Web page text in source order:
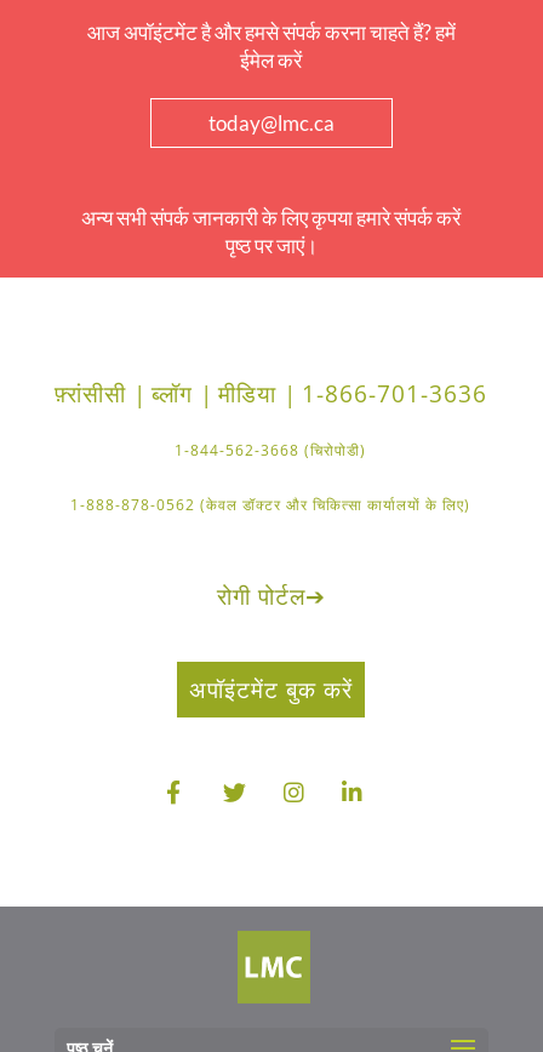
आज अपॉइंटमेंट है और हमसे संपर्क करना चाहते हैं? हमें
ईमेल करें
today@lmc.ca
अन्य सभी संपर्क जानकारी के लिए कृपया हमारे संपर्क करें
पृष्ठ पर जाएं।
फ़्रांसीसी | ब्लॉग | मीडिया | 1-866-701-3636
1-844-562-3668 (चिरोपोडी)
1-888-878-0562 (केवल डॉक्टर और चिकित्सा कार्यालयों के लिए)
रोगी पोर्टल➔
अपॉइंटमेंट बुक करें